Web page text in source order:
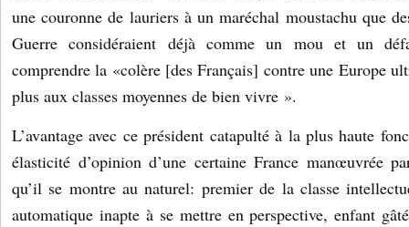
une couronne de lauriers à un maréchal moustachu que
Guerre considéraient déjà comme un mou et un
comprendre la «colère [des Français] contre une Europe
plus aux classes moyennes de bien vivre ».
L’avantage avec ce président catapulté à la plus haute
élasticité d’opinion d’une certaine France manœuvrée
qu’il se montre au naturel: premier de la classe
automatique inapte à se mettre en perspective, enfant